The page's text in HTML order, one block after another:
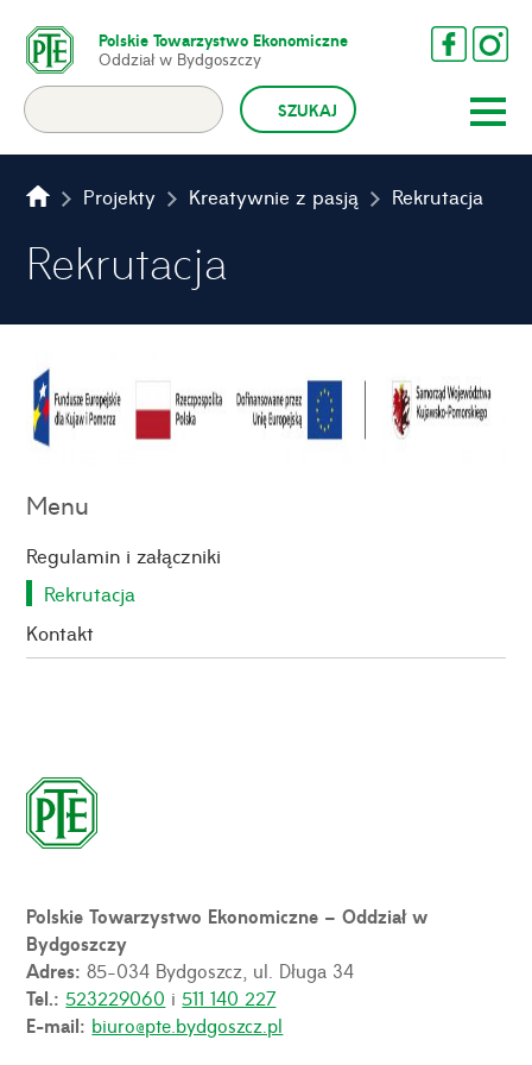
Polskie Towarzystwo Ekonomiczne
Oddział w Bydgoszczy
Projekty Kreatywnie z pasją Rekrutacja
Rekrutacja
Menu
Regulamin i załączniki
Rekrutacja
Kontakt
Polskie Towarzystwo Ekonomiczne – Oddział w
Bydgoszczy
Adres:85-034 Bydgoszcz, ul. Długa 34
Tel.:523229060 i511 140 227
E-mail: biuro@pte.bydgoszcz.pl